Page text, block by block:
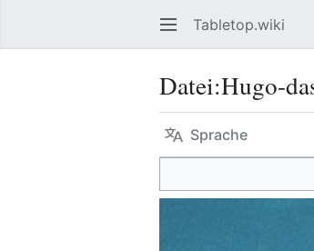
Tabletop.wiki
Datei:Hugo-
Sprache